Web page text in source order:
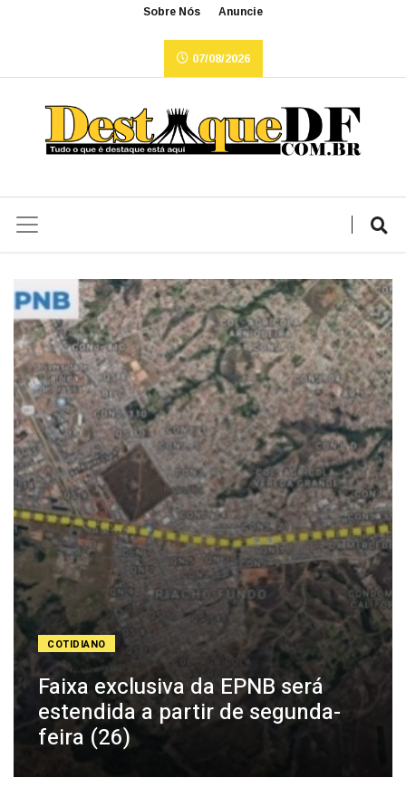
Sobre Nós Anuncie
07/08/2026
COTIDIANO
Faixa exclusiva da EPNB será
estendida a partir de segunda-
feira (26)